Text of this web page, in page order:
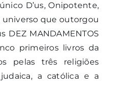
D’us, Onipotente,
universo que outorgou
DEZ MANDAMENTOS
primeiros livros da
pelas três religiões
a católica e a